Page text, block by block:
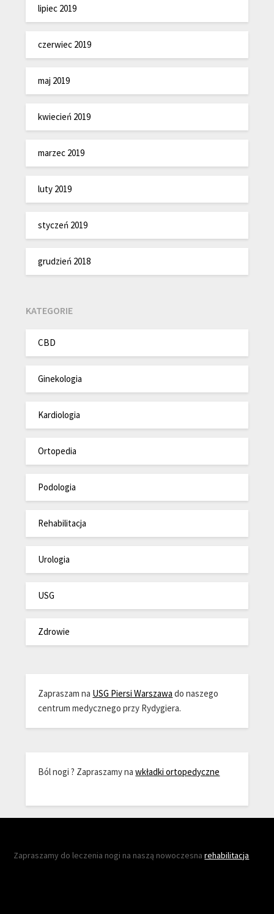
lipiec 2019
czerwiec 2019
maj 2019
kwiecień 2019
marzec 2019
luty 2019
styczeń 2019
grudzień 2018
KATEGORIE
CBD
Ginekologia
Kardiologia
Ortopedia
Podologia
Rehabilitacja
Urologia
USG
Zdrowie
Zapraszam na USG Piersi Warszawa do naszego
centrum medycznego przy Rydygiera.
Ból nogi ? Zapraszamy nawkładki ortopedyczne
Zapraszamy do leczenia nogi na naszą nowoczesnarehabilitacja